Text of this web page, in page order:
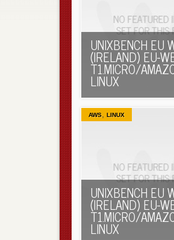
UNIXBENCH EU
(IRELAND) EU-
T1.MICRO/
LINUX
AWS ,LINUX
UNIXBENCH EU
(IRELAND) EU-
T1.MICRO/
LINUX